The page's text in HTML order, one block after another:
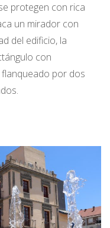
protegen con rica
un mirador con
del edificio, la
con
por dos